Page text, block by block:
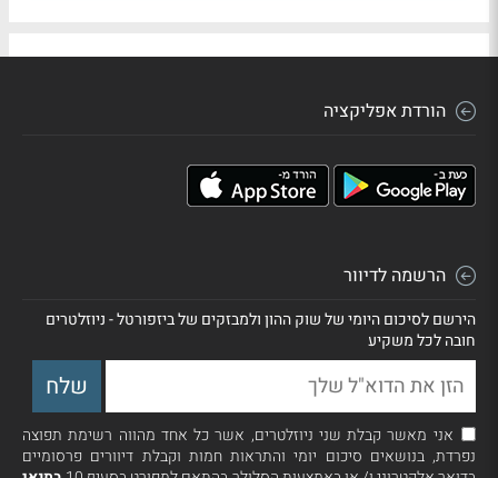
הורדת אפליקציה
הרשמה לדיוור
הירשם לסיכום היומי של שוק ההון ולמבזקים של ביזפורטל - ניוזלטרים
חובה לכל משקיע
אני מאשר קבלת שני ניוזלטרים, אשר כל אחד מהווה רשימת תפוצה
נפרדת, בנושאים סיכום יומי והתראות חמות וקבלת דיוורים פרסומיים